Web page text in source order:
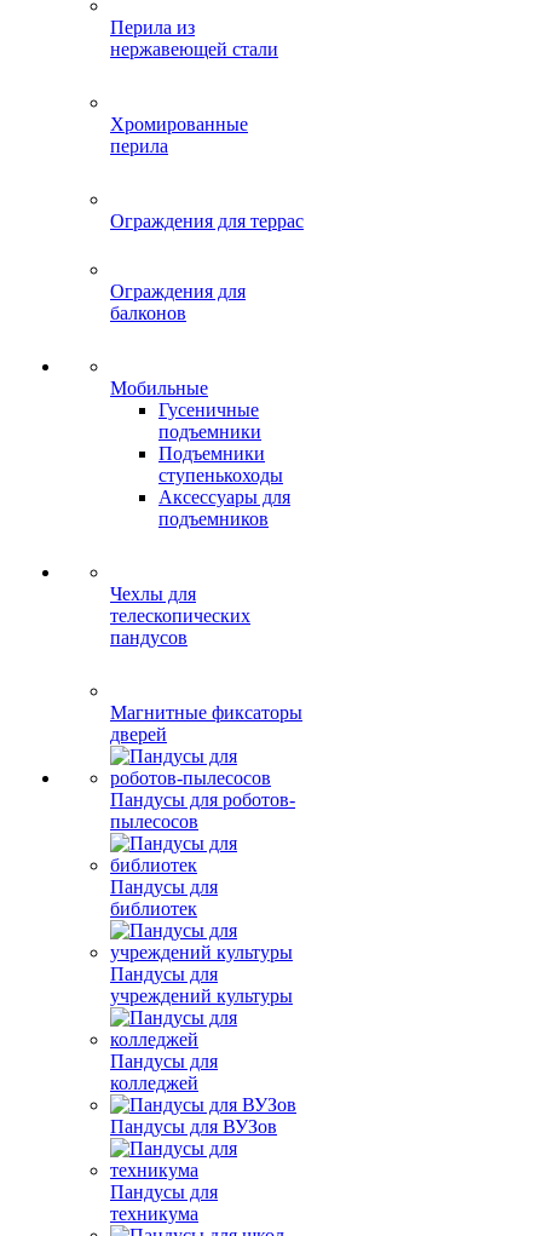
Перила из
нержавеющей стали
Хромированные
перила
Ограждения для террас
Ограждения для
балконов
Мобильные
Гусеничные
подъемники
Подъемники
ступенькоходы
Аксессуары для
подъемников
Чехлы для
телескопических
пандусов
Магнитные фиксаторы
дверей
Пандусы для роботов-
пылесосов
Пандусы для
библиотек
Пандусы для
учреждений культуры
Пандусы для
колледжей
Пандусы для ВУЗов
Пандусы для
техникума